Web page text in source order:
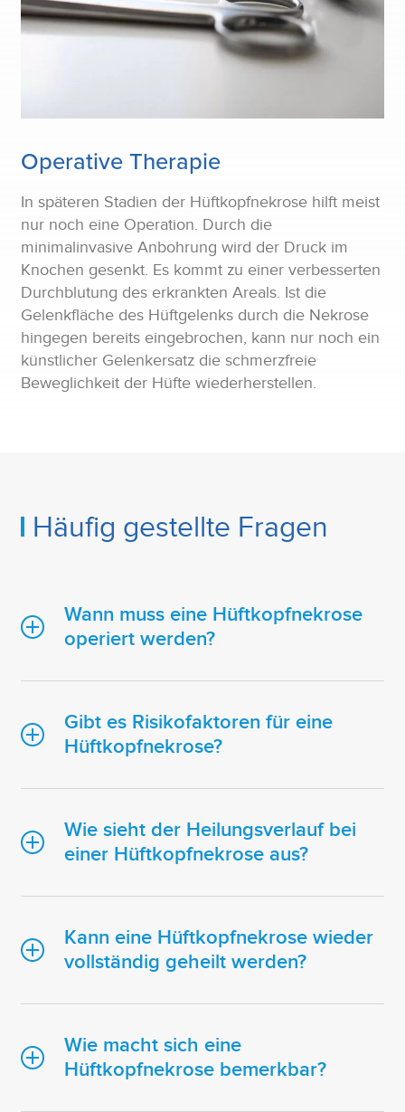
Operative Therapie
In späteren Stadien der Hüftkopfnekrose hilft meist
nur noch eine Operation. Durch die
minimalinvasive Anbohrung wird der Druck im
Knochen gesenkt. Es kommt zu einer verbesserten
Durchblutung des erkrankten Areals. Ist die
Gelenkfläche des Hüftgelenks durch die Nekrose
hingegen bereits eingebrochen, kann nur noch ein
künstlicher Gelenkersatz die schmerzfreie
Beweglichkeit der Hüfte wiederherstellen.
Häufig gestellte Fragen
Wann muss eine Hüftkopfnekrose
operiert werden?
Gibt es Risikofaktoren für eine
Hüftkopfnekrose?
Wie sieht der Heilungsverlauf bei
einer Hüftkopfnekrose aus?
Kann eine Hüftkopfnekrose wieder
vollständig geheilt werden?
Wie macht sich eine
Hüftkopfnekrose bemerkbar?